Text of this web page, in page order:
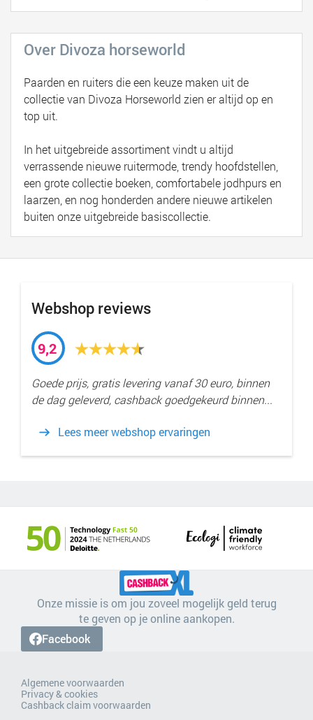
Over Divoza horseworld
Paarden en ruiters die een keuze maken uit de
collectie van Divoza Horseworld zien er altijd op en
top uit.
In het uitgebreide assortiment vindt u altijd
verrassende nieuwe ruitermode, trendy hoofdstellen,
een grote collectie boeken, comfortabele jodhpurs en
laarzen, en nog honderden andere nieuwe artikelen
buiten onze uitgebreide basiscollectie.
Webshop reviews
9,2
Goede prijs, gratis levering vanaf 30 euro, binnen
de dag geleverd, cashback goedgekeurd binnen...
Lees meer webshop ervaringen
Onze missie is om jou zoveel mogelijk geld terug
te geven op je online aankopen.
Facebook
Algemene voorwaarden
Privacy & cookies
Cashback claim voorwaarden